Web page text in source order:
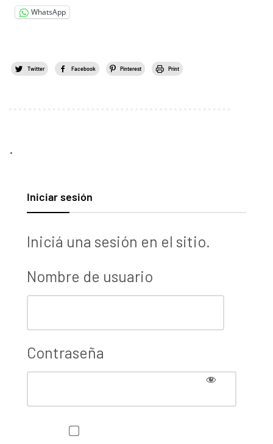
WhatsApp
Twitter Facebook Pinterest Print
.
Iniciar sesión
Iniciá una sesión en el sitio.
Nombre de usuario
Contraseña